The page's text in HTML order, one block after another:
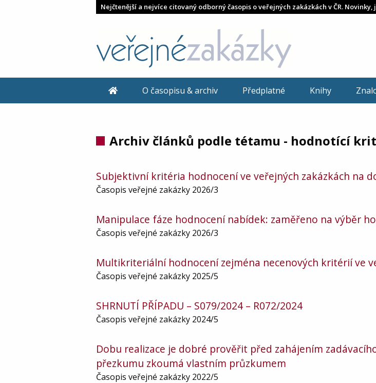
Nejčtenější a nejvíce citovaný odborný časopis o veřejných zakázkách v ČR.
O časopisu & archiv Předplatné Knihy
Archiv článků podle tétamu - hodnotící
Subjektivní kritéria hodnocení ve veřejných zakázkách na
Časopis veřejné zakázky 2026/3
Manipulace fáze hodnocení nabídek: zaměřeno na výběr
Časopis veřejné zakázky 2026/3
Multikriteriální hodnocení zejména necenových kritérií ve
Časopis veřejné zakázky 2025/5
SHRNUTÍ PŘÍPADU – S079/2024 – R072/2024
Časopis veřejné zakázky 2024/5
Dobu realizace je dobré prověřit před zahájením
přezkumu zkoumá vlastním průzkumem
Časopis veřejné zakázky 2022/5